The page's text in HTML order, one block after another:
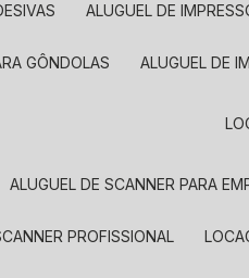
ALUGUEL DE
GÔNDOLAS ALUGUEL DE
ALUGUEL DE SCANNER PARA
PROFISSIONAL